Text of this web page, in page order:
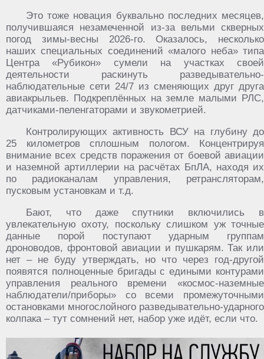
Это тоже новация буквально последних месяцев,
получившаяся незамеченной из-за вельми скверных
погод зимы-весны 2026-го. Оказалось, несколько
наших специальных соединений «малого неба» типа
Центра «Рубикон» сумели на участках своей
деятельности раскинуть разведывательно-
наблюдательные сети 24/7 из сменяющих друг друга
авиакрыльев. Подкреплённых на земле малыми РЛС,
датчиками-пеленгаторами и звукометрией.
Контролирующих активность ВСУ на глубину до
25 километров сплошным пологом. Концентрируя
внимание всех средств поражения от боевой авиации
и наземной артиллерии на расчётах БпЛА, находя их
по радиоканалам управления, ретрансляторам,
пусковым установкам и т.д.
Бают, что даже спутники включились в
увлекательную охоту, поскольку слишком уж точные
данные порой поступают ударным группам
дроноводов, фронтовой авиации и пушкарям. Так или
нет – не буду утверждать, но что через год-другой
появятся полноценные бригады с едиными контурами
управления реального времени «космос-наземные
наблюдатели/приборы» со всеми промежуточными
остановками многослойного разведывательно-ударного
колпака – тут сомнений нет, набор уже идёт, если что.